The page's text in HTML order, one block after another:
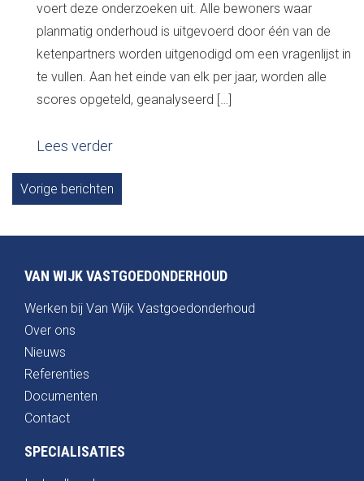
voert deze onderzoeken uit. Alle bewoners waar
planmatig onderhoud is uitgevoerd door één van de
ketenpartners worden uitgenodigd om een vragenlijst in
te vullen. Aan het einde van elk per jaar, worden alle
scores opgeteld, geanalyseerd […]
Lees verder
Vorige berichten
VAN WIJK VASTGOEDONDERHOUD
Werken bij Van Wijk Vastgoedonderhoud
Over ons
Nieuws
Referenties
Documenten
Contact
SPECIALISATIES